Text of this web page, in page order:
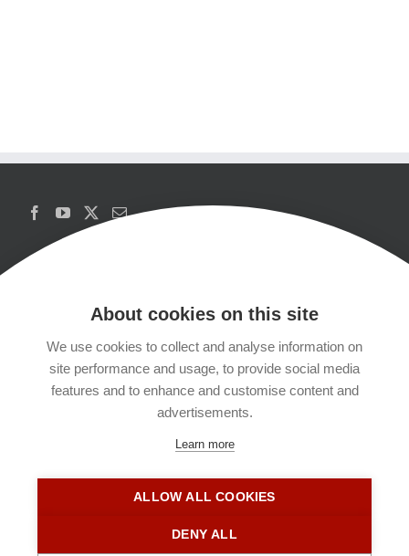
Copyrights
Datenschutzerklärung
Kontakt
About cookies on this site
We use cookies to collect and analyse information on
site performance and usage, to provide social media
features and to enhance and customise content and
advertisements.
Learn more
ALLOW ALL COOKIES
DENY ALL